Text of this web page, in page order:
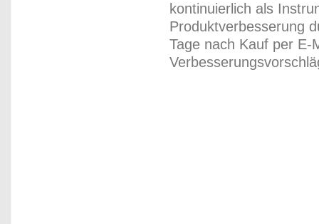
kontinuierlich als
Produktverbesserung
Tage nach Kauf per E-